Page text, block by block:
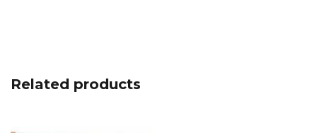
Related products